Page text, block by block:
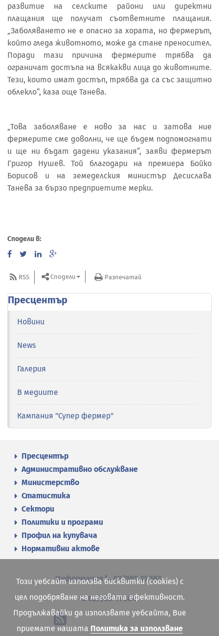
развитие на селските райони или директни
плащания ще получат съответните плащания.
„Заболяването не е опасно за хората, но фермерът,
който гледа животното, може да стане преносител.
Поради тази причина фермерите трябва да
ограничат достъпа на всякакви лица до животните.
Тези, които имат достъп, трябва да са със защитно
облекло“, каза още Танева.
„Това заболяване е ново за нас и затова ние
фермерите сме доволни, че ще бъдем подпомогнати
и ще ни бъдат дадени указания“, заяви фермерът
Григор Нушев. Той благодари на премиера Бойко
Борисов и на земеделския министър Десислава
Танева за бързо предприетите мерки.
Сподели в:
RSS Сподели Разпечатай
Пресцентър
Новини
News
Галерия
В медиите
Кампания "Супер фермер"
Пресцентър
Административно обслужване
Министерство
Статистика
Сектори
Политики и програми
Профил на купувача
Нормативни актове
Информация 02/985 11 383
02/985 11 384
Този уебсайт използва бисквитки (cookies) с
цел подобряване на неговата ефективност.
Продължавайки да използвате уебсайта, Вие
приемате нашата Политика за използване